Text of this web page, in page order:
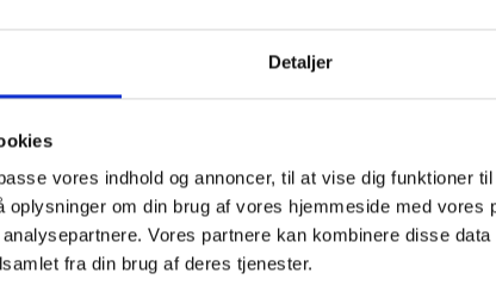
Detaljer
vores indhold og annoncer, til at vise dig funktioner
oplysninger om din brug af vores hjemmeside med vores
Vores partnere kan kombinere disse
fra din brug af deres tjenester.BESKRIVELSE